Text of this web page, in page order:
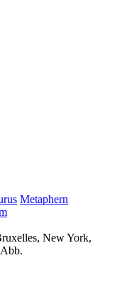
Metaphern
New York,